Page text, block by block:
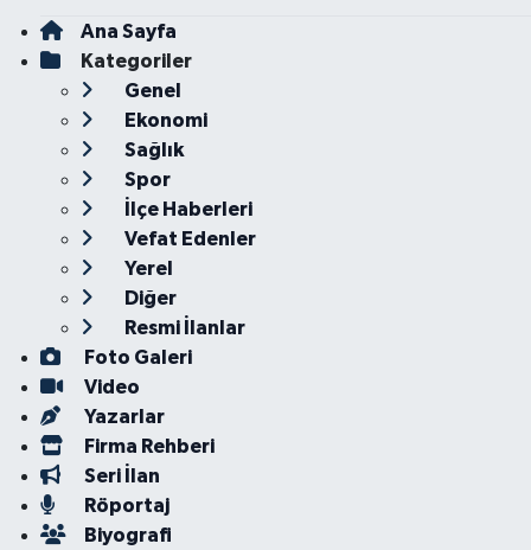
Ana Sayfa
Kategoriler
Genel
Ekonomi
Sağlık
Spor
İlçe Haberleri
Vefat Edenler
Yerel
Diğer
Resmi İlanlar
Foto Galeri
Video
Yazarlar
Firma Rehberi
Seri İlan
Röportaj
Biyografi